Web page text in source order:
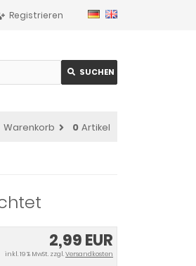
Registrieren
SUCHEN
Warenkorb 0 Artikel
2,99 EUR
inkl. 19 % MwSt. zzgl.Versandkosten